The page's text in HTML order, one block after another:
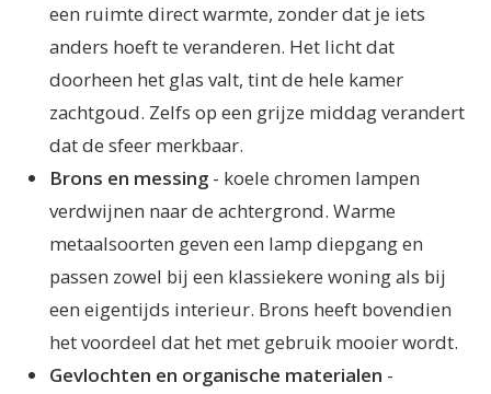
een ruimte direct warmte, zonder dat je iets
anders hoeft te veranderen. Het licht dat
doorheen het glas valt, tint de hele kamer
zachtgoud. Zelfs op een grijze middag verandert
dat de sfeer merkbaar.
Brons en messing - koele chromen lampen
verdwijnen naar de achtergrond. Warme
metaalsoorten geven een lamp diepgang en
passen zowel bij een klassiekere woning als bij
een eigentijds interieur. Brons heeft bovendien
het voordeel dat het met gebruik mooier wordt.
Gevlochten en organische materialen -